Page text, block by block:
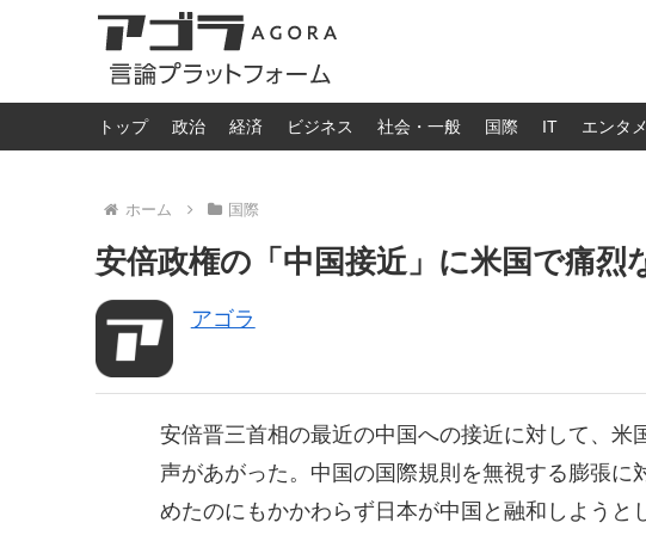
トップ 政治 経済 ビジネス 社会・一般 国際 IT エンタメ
ホーム 国際
安倍政権の「中国接近」に米国で痛烈
アゴラ
安倍晋三首相の最近の中国への接近に対して、
声があがった。中国の国際規則を無視する膨張
めたのにもかかわらず日本が中国と融和しようと